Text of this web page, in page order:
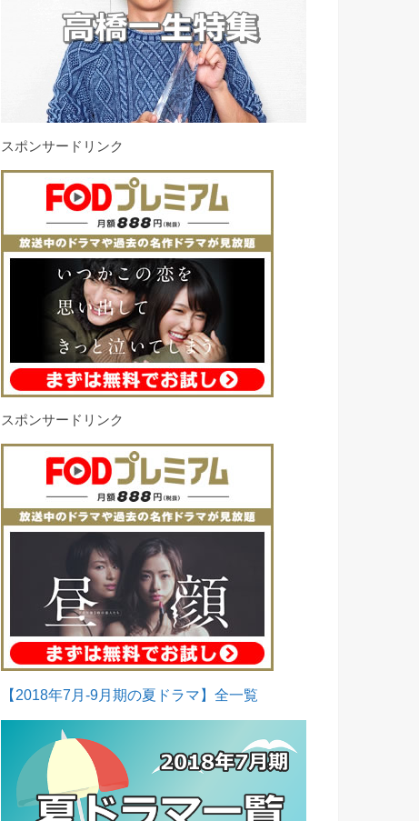
スポンサードリンク
スポンサードリンク
【2018年7月-9月期の夏ドラマ】全一覧